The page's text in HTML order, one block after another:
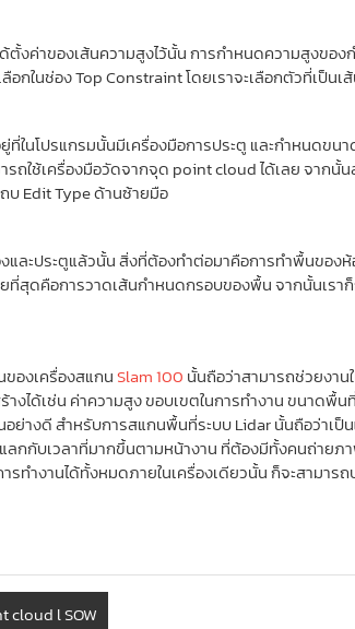
ตั้งค่าของเส้นความสูงไว้นั้น การกำหนดความสูงขอ
กในช่อง Top Constraint โดยเราจะเลือกตัวที่เป็น
ที่ในโปรแกรมนั้นมีเครื่องมือการประตู และกำหนดข
ถใช้เครื่องมือวัดจากจุด point cloud ได้เลย จา
บ Edit Type ด้านซ้ายมือ
และประตูแล้วนั้น สิ่งที่ต้องทำต่อมาคือการทำพื้นของ
ที่สุดคือการวาดเส้นกำหนดกรอบของพื้น จากนั้นเ
องเครื่องสแกนSlam 100 นั้นถือว่าสามารถช่วยงาน
ได้เช่น ค่าความสูง ขอบเขตในการทำงาน ขนาดพื้
ย่างดี สำหรับการสแกนพื้นที่ระบบ Lidar นั้นถือว่าเป็น
ลกกับเวลาที่มากขึ้นตามหน้างาน ที่ต้องมีทั้งคนถ่าย
รทำงานได้ทั้งหมดภายในเครื่องเดียวนั้น ก็จะสามา
cloud l SOW